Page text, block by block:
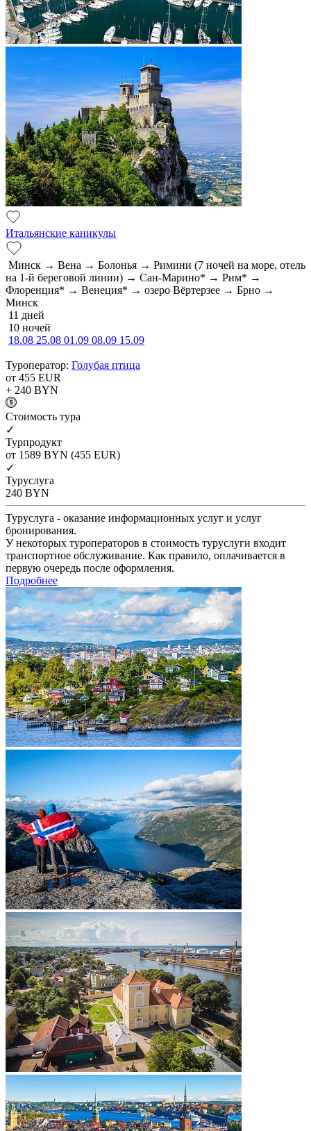
Итальянские каникулы
Минск → Вена → Болонья → Римини (7 ночей на море, отель
на 1-й береговой линии) → Сан-Марино* → Рим* →
Флоренция* → Венеция* → озеро Вёртерзее → Брно →
Минск
11 дней
10 ночей
18.08 25.08 01.09 08.09 15.09
Туроператор: Голубая птица
от 455 EUR
+ 240 BYN
Cтоимость тура
✓
Турпродукт
от 1589 BYN (455 EUR)
✓
Туруслуга
240 BYN
Туруслуга - оказание информационных услуг и услуг
бронирования.
У некоторых туроператоров в стоимость туруслуги входит
транспортное обслуживание. Как правило, оплачивается в
первую очередь после оформления.
Подробнее